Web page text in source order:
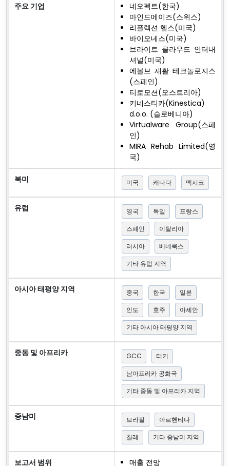
주요 기업
네오펙트(한국)
마인드메이즈(스위스)
리플렉션 헬스(미국)
바이오네스(미국)
브라이트 클라우드 인터내
셔널(미국)
에볼브 재활 테크놀로지스
(스페인)
티로모션(오스트리아)
키네스티카(Kinestica)
d.o.o. (슬로베니아)
Virtualware Group(스페
인)
MIRA Rehab Limited(영
국)
북미 미국 캐나다 멕시코
유럽 영국 독일
프랑스
스페인
이탈리아
러시아
베네룩스
기타 유럽 지역
아시아 태평양 지역 중국 한국
일본
인도
호주
아세안
기타 아시아 태평양 지역
중동 및 아프리카 GCC
터키
남아프리카 공화국
기타 중동 및 아프리카 지역
중남미 브라질
아르헨티나
칠레
기타 중남미 지역
보고서 범위 매출 전망